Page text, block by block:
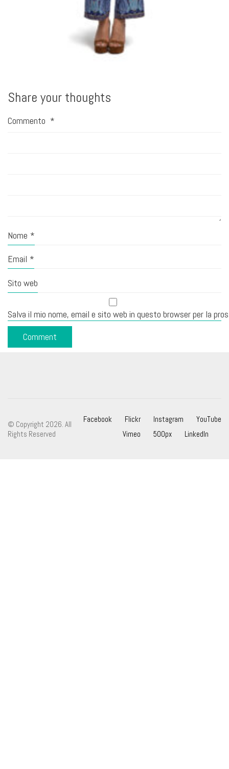
Share your thoughts
Commento *
Nome *
Email *
Sito web
Salva il mio nome, email e sito web in questo browser per la
Facebook Flickr Instagram
YouTube
Vimeo
500px LinkedIn
© Copyright 2026. All
Rights Reserved